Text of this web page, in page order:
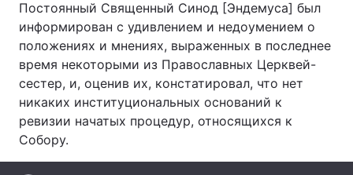
Цікавинки Погода
Екологія Регіони
Лонгріди
Відео з Youtube
Постоянный Священный Синод [Эндемуса] был
информирован с удивлением и недоумением о
положениях и мнениях, выраженных в последнее
время некоторыми из Православных Церквей-
сестер, и, оценив их, констатировал, что нет
никаких институциональных оснований к
ревизии начатых процедур, относящихся к
Собору.